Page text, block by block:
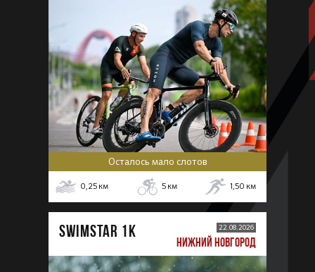
Осталось мало слотов
0,25 км 5 км 1,50 км
SWIMSTAR 1K 22.08.2026
НИЖНИЙ НОВГОРОД